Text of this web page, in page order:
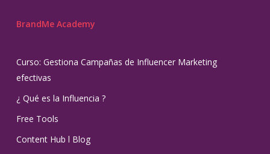
BrandMe Academy
Curso: Gestiona Campañas de Influencer Marketing
efectivas
¿ Qué es la Influencia ?
Free Tools
Content Hub l Blog